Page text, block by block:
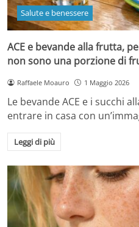
Salute e benessere
ACE e bevande alla frutta,
non sono una porzione di
Raffaele Moauro 1 Maggio 2026
Le bevande ACE e i succhi
entrare in casa con
Leggi di più